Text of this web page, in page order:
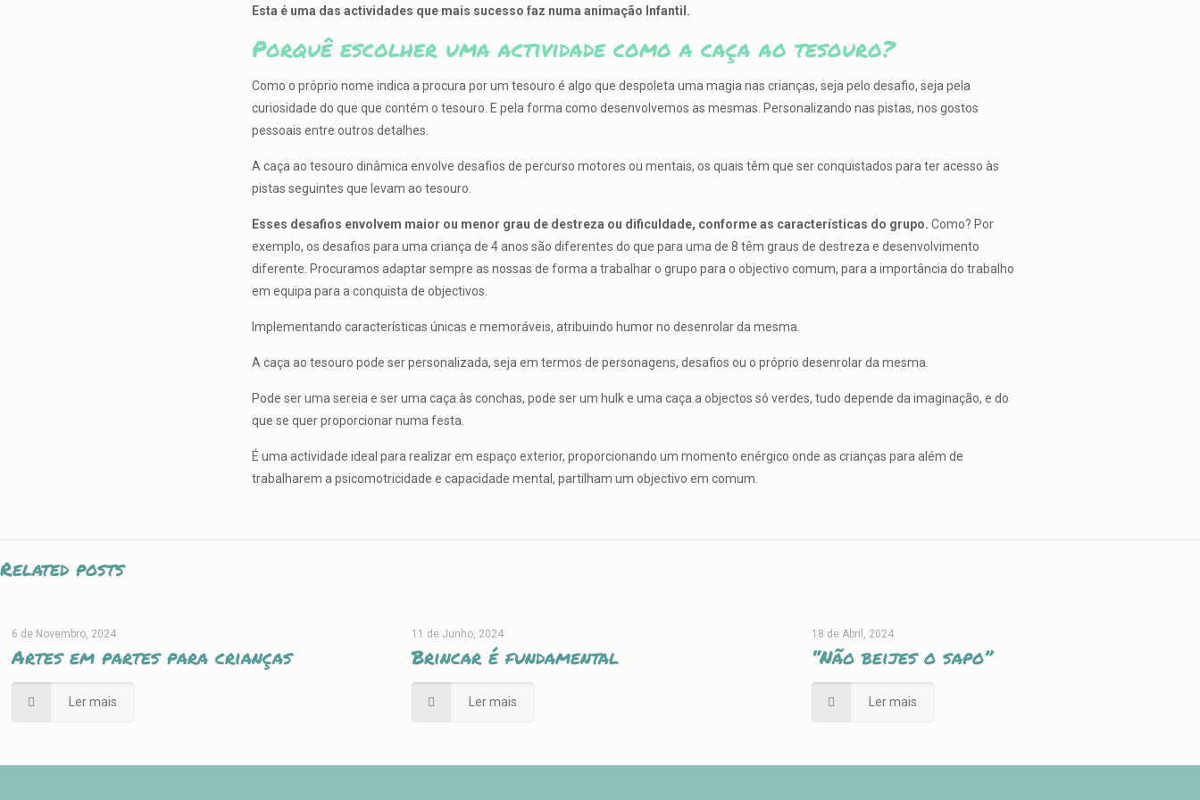
Esta é uma das actividades que mais sucesso faz numa animação Infantil.
Porquê escolher uma actividade como a caça ao tesouro?
Como o próprio nome indica a procura por um tesouro é algo que despoleta uma magia nas crianças, seja pelo desafio, seja pela
curiosidade do que que contém o tesouro. E pela forma como desenvolvemos as mesmas. Personalizando nas pistas, nos gostos
pessoais entre outros detalhes.
A caça ao tesouro dinâmica envolve desafios de percurso motores ou mentais, os quais têm que ser conquistados para ter acesso às
pistas seguintes que levam ao tesouro.
Esses desafios envolvem maior ou menor grau de destreza ou dificuldade, conforme as características do grupo. Como? Por
exemplo, os desafios para uma criança de 4 anos são diferentes do que para uma de 8 têm graus de destreza e desenvolvimento
diferente. Procuramos adaptar sempre as nossas de forma a trabalhar o grupo para o objectivo comum, para a importância do trabalho
em equipa para a conquista de objectivos.
Implementando características únicas e memoráveis, atribuindo humor no desenrolar da mesma.
A caça ao tesouro pode ser personalizada, seja em termos de personagens, desafios ou o próprio desenrolar da mesma.
Pode ser uma sereia e ser uma caça às conchas, pode ser um hulk e uma caça a objectos só verdes, tudo depende da imaginação, e do
que se quer proporcionar numa festa.
É uma actividade ideal para realizar em espaço exterior, proporcionando um momento enérgico onde as crianças para além de
trabalharem a psicomotricidade e capacidade mental, partilham um objectivo em comum.
Related posts
6 de Novembro, 2024
Artes em partes para crianças
Ler mais
11 de Junho, 2024
Brincar é fundamental
Ler mais
18 de Abril, 2024
“Não beijes o sapo”
Ler mais